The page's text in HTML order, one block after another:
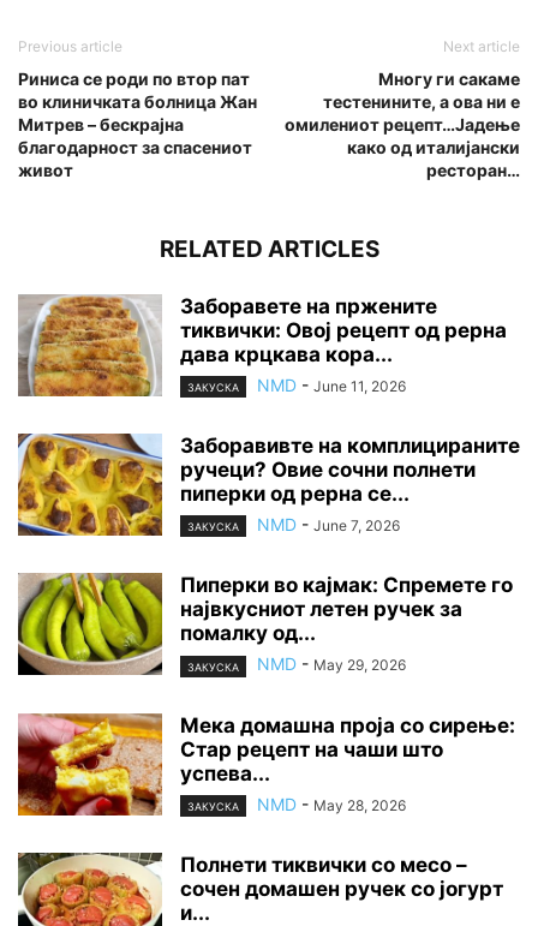
Previous article
Риниса се роди по втор пат
во клиничката болница Жан
Митрев – бескрајна
благодарност за спасениот
живот
Next article
Многу ги сакаме
тестенините, а ова ни е
омилениот рецепт…Јадење
како од италијански
ресторан…
RELATED ARTICLES
Заборавете на пржените
тиквички: Овој рецепт од рерна
дава крцкава кора...
ЗАКУСКА NMD - June 11, 2026
Заборавивте на комплицираните
ручеци? Овие сочни полнети
пиперки од рерна се...
ЗАКУСКА NMD - June 7, 2026
Пиперки во кајмак: Спремете го
највкусниот летен ручек за
помалку од...
ЗАКУСКА NMD - May 29, 2026
Мека домашна проја со сирење:
Стар рецепт на чаши што
успева...
ЗАКУСКА NMD - May 28, 2026
Полнети тиквички со месо –
сочен домашен ручек со јогурт
и...